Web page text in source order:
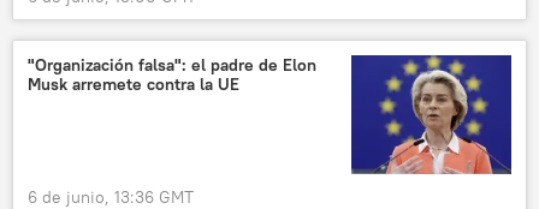
"Organización falsa": el padre de Elon
Musk arremete contra la UE
6 de junio, 13:36 GMT